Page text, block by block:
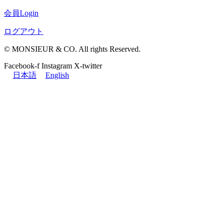
会員Login
ログアウト
© MONSIEUR & CO. All rights Reserved.
Facebook-f Instagram X-twitter
日本語
English